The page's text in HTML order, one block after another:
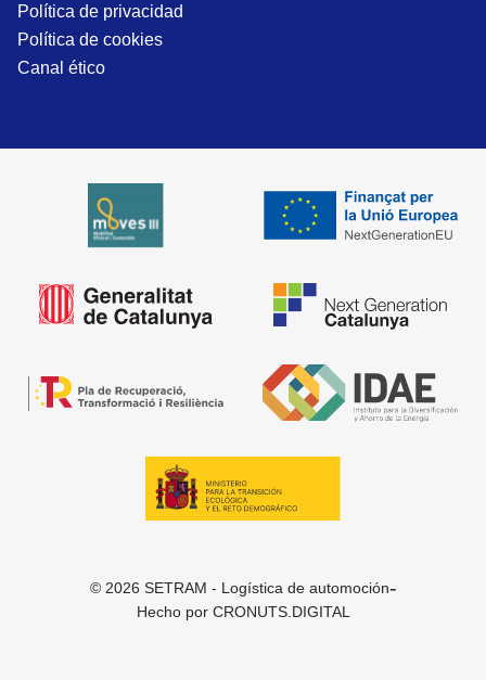
Política de privacidad
Política de cookies
Canal ético
© 2026 SETRAM - Logística de automoción-
Hecho por CRONUTS.DIGITAL